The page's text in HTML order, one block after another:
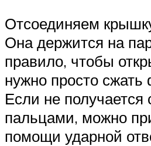
Отсоединяем
Она держится на
правило, чтобы
нужно просто сжать
Если не получается
пальцами, можно
помощи ударной